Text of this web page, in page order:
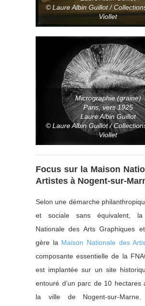
© Laure Albin Guillot /
Viollet
Micrographie (graine)
Paris, vers 1925
Laure Albin Guillot
© Laure Albin Guillot /
Viollet
Focus sur la Maison
Artistes à Nogent-sur-
Selon une démarche
et sociale sans équivalent, la
Nationale des Arts Graphiques
gère la Maison Nationale des
composante essentielle de la
est implantée sur un site
entouré d’un parc de 10
la ville de Nogent-sur-Marne.